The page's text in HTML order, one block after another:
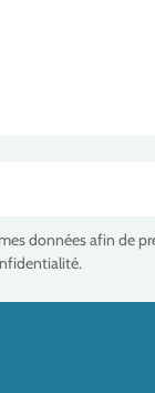
données afin de